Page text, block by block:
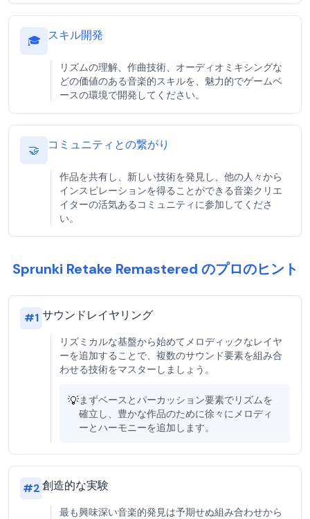
🎓 スキル開発
リズムの理解、作曲技術、オーディオミキシングな
どの価値のある音楽的スキルを、魅力的でゲームベ
ースの環境で開発してください。
🤝 コミュニティとの繋がり
作品を共有し、新しい技術を発見し、他の人々から
インスピレーションを得ることができる音楽クリエ
イターの活気あるコミュニティに参加してくださ
い。
Sprunki Retake Remastered のプロのヒント
#1 サウンドレイヤリング
リズミカルな基盤から始めてメロディックなレイヤ
ーを追加することで、複数のサウンド要素を組み合
わせる技術をマスターしましょう。
💡まずベースとパーカッション要素でリズムを
確立し、豊かな作品のために徐々にメロディ
ーとハーモニーを追加します。
#2創造的な実験
最も興味深い音楽的発見は予期せぬ組み合わせから